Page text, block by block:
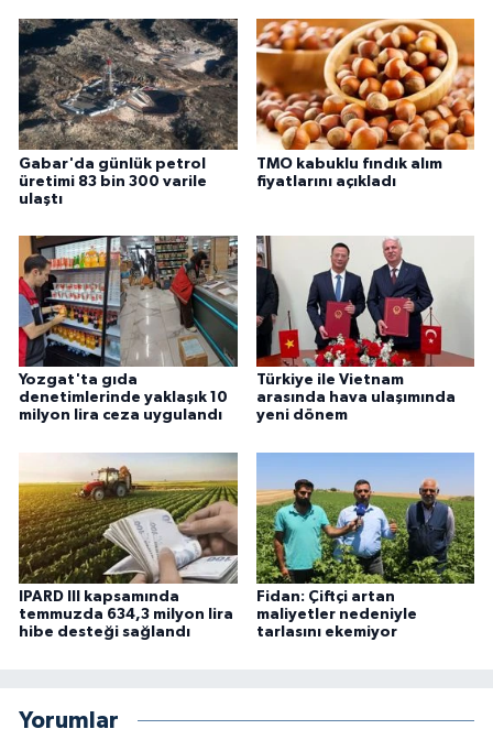
Gabar'da günlük petrol
üretimi 83 bin 300 varile
ulaştı
TMO kabuklu fındık alım
fiyatlarını açıkladı
Yozgat'ta gıda
denetimlerinde yaklaşık 10
milyon lira ceza uygulandı
Türkiye ile Vietnam
arasında hava ulaşımında
yeni dönem
IPARD III kapsamında
temmuzda 634,3 milyon lira
hibe desteği sağlandı
Fidan: Çiftçi artan
maliyetler nedeniyle
tarlasını ekemiyor
Yorumlar